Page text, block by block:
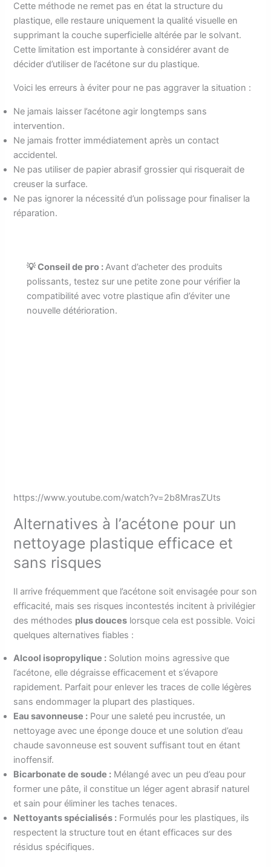
Cette méthode ne remet pas en état la structure du
plastique, elle restaure uniquement la qualité visuelle en
supprimant la couche superficielle altérée par le solvant.
Cette limitation est importante à considérer avant de
décider d’utiliser de l’acétone sur du plastique.
Voici les erreurs à éviter pour ne pas aggraver la situation :
Ne jamais laisser l’acétone agir longtemps sans
intervention.
Ne jamais frotter immédiatement après un contact
accidentel.
Ne pas utiliser de papier abrasif grossier qui risquerait de
creuser la surface.
Ne pas ignorer la nécessité d’un polissage pour finaliser la
réparation.
💡 Conseil de pro :Avant d’acheter des produits
polissants, testez sur une petite zone pour vérifier la
compatibilité avec votre plastique afin d’éviter une
nouvelle détérioration.
https://www.youtube.com/watch?v=2b8MrasZUts
Alternatives à l’acétone pour un
nettoyage plastique efficace et
sans risques
Il arrive fréquemment que l’acétone soit envisagée pour son
efficacité, mais ses risques incontestés incitent à privilégier
des méthodes plus douces lorsque cela est possible. Voici
quelques alternatives fiables :
Alcool isopropylique : Solution moins agressive que
l’acétone, elle dégraisse efficacement et s’évapore
rapidement. Parfait pour enlever les traces de colle légères
sans endommager la plupart des plastiques.
Eau savonneuse : Pour une saleté peu incrustée, un
nettoyage avec une éponge douce et une solution d’eau
chaude savonneuse est souvent suffisant tout en étant
inoffensif.
Bicarbonate de soude : Mélangé avec un peu d’eau pour
former une pâte, il constitue un léger agent abrasif naturel
et sain pour éliminer les taches tenaces.
Nettoyants spécialisés : Formulés pour les plastiques, ils
respectent la structure tout en étant efficaces sur des
résidus spécifiques.